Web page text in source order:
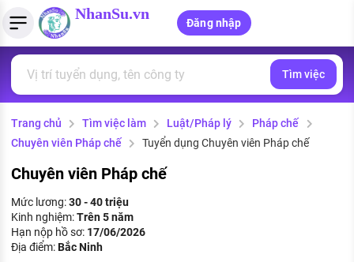
NhanSu.vn
Đăng nhập
Tìm việc làm
Việc làm ngành luật
Việc làm tốt nhất
CÔNG TY
Quản lý CV
Tải CV lên
MẪU CV THEO STYLE
Mẫu CV đơn giản
Tính lương Gross - Net
Tính thuế thu nhập cá nhân
PHÁP LUẬT VIỆT NAM
Văn bản pháp luật
Chính sách mới
PHÁP LUẬT LAO ĐỘNG
Lao động và tiền lương
Bảo hiểm và phúc lợi
Tìm việc
Trang chủ Tìm việc làm Luật/Pháp lý
Pháp chế
Chuyên viên Pháp chế
Tuyển dụng Chuyên viên Pháp chế
Chuyên viên Pháp chế
Mức lương:30 - 40 triệu
Kinh nghiệm:Trên 5 năm
Hạn nộp hồ sơ: 17/06/2026
Địa điểm:Bắc Ninh